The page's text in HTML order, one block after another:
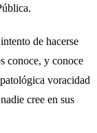
de hacerse
conoce, y conoce
voracidad
cree en sus